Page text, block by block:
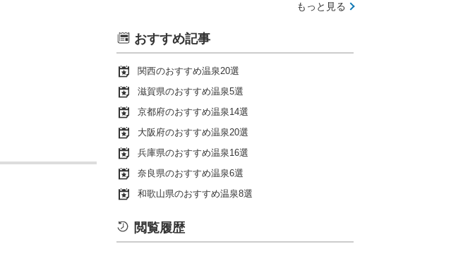
もっと見る
おすすめ記事
関西のおすすめ温泉20選
滋賀県のおすすめ温泉5選
京都府のおすすめ温泉14選
大阪府のおすすめ温泉20選
兵庫県のおすすめ温泉16選
奈良県のおすすめ温泉6選
和歌山県のおすすめ温泉8選
閲覧履歴